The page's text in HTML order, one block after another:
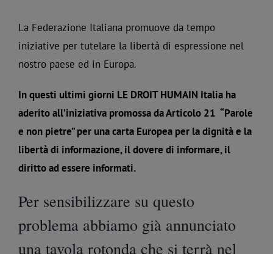
La Federazione Italiana promuove da tempo
iniziative per tutelare la libertà di espressione nel
nostro paese ed in Europa.
In questi ultimi giorni LE DROIT HUMAIN Italia ha
aderito all’iniziativa promossa da Articolo 21 “Parole
e non pietre” per una carta Europea per la dignità e la
libertà di informazione, il dovere di informare, il
diritto ad essere informati.
Per sensibilizzare su questo
problema abbiamo già annunciato
una tavola rotonda che si terrà nel